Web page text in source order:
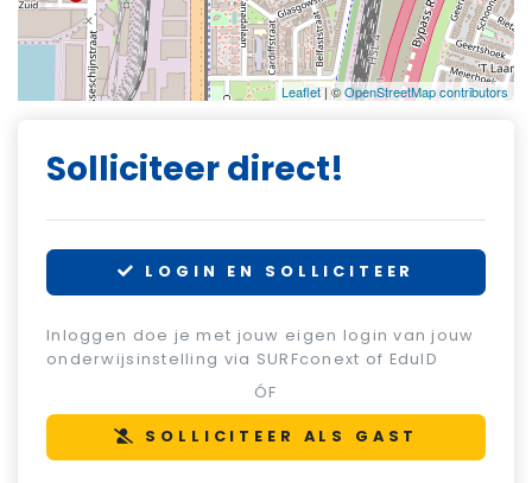
Leaflet | ©OpenStreetMap contributors
Solliciteer direct!
LOGIN EN SOLLICITEER
Inloggen doe je met jouw eigen login van jouw
onderwijsinstelling via SURFconext of EduID
ÓF
SOLLICITEER ALS GAST